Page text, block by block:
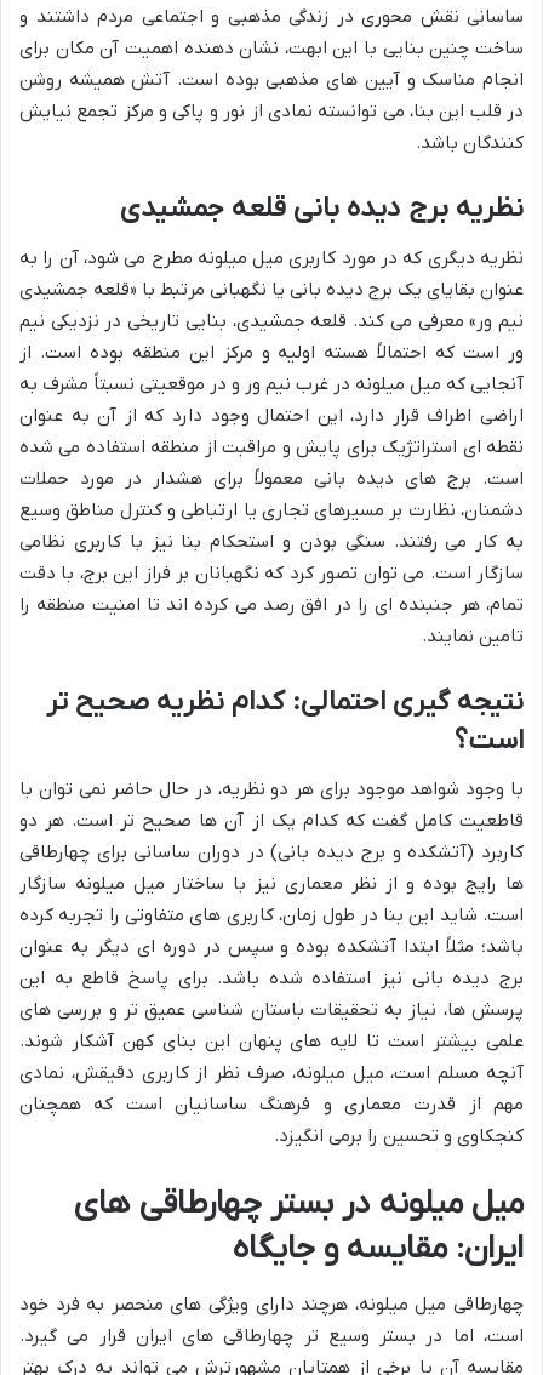
ساسانی نقش محوری در زندگی مذهبی و اجتماعی مردم داشتند و
ساخت چنین بنایی با این ابهت، نشان دهنده اهمیت آن مکان برای
انجام مناسک و آیین های مذهبی بوده است. آتش همیشه روشن
در قلب این بنا، می توانسته نمادی از نور و پاکی و مرکز تجمع نیایش
کنندگان باشد.
نظریه برج دیده بانی قلعه جمشیدی
نظریه دیگری که در مورد کاربری میل میلونه مطرح می شود، آن را به
عنوان بقایای یک برج دیده بانی یا نگهبانی مرتبط با «قلعه جمشیدی
نیم ور» معرفی می کند. قلعه جمشیدی، بنایی تاریخی در نزدیکی نیم
ور است که احتمالاً هسته اولیه و مرکز این منطقه بوده است. از
آنجایی که میل میلونه در غرب نیم ور و در موقعیتی نسبتاً مشرف به
اراضی اطراف قرار دارد، این احتمال وجود دارد که از آن به عنوان
نقطه ای استراتژیک برای پایش و مراقبت از منطقه استفاده می شده
است. برج های دیده بانی معمولاً برای هشدار در مورد حملات
دشمنان، نظارت بر مسیرهای تجاری یا ارتباطی و کنترل مناطق وسیع
به کار می رفتند. سنگی بودن و استحکام بنا نیز با کاربری نظامی
سازگار است. می توان تصور کرد که نگهبانان بر فراز این برج، با دقت
تمام، هر جنبنده ای را در افق رصد می کرده اند تا امنیت منطقه را
تامین نمایند.
نتیجه گیری احتمالی: کدام نظریه صحیح تر
است؟
با وجود شواهد موجود برای هر دو نظریه، در حال حاضر نمی توان با
قاطعیت کامل گفت که کدام یک از آن ها صحیح تر است. هر دو
کاربرد (آتشکده و برج دیده بانی) در دوران ساسانی برای چهارطاقی
ها رایج بوده و از نظر معماری نیز با ساختار میل میلونه سازگار
است. شاید این بنا در طول زمان، کاربری های متفاوتی را تجربه کرده
باشد؛ مثلاً ابتدا آتشکده بوده و سپس در دوره ای دیگر به عنوان
برج دیده بانی نیز استفاده شده باشد. برای پاسخ قاطع به این
پرسش ها، نیاز به تحقیقات باستان شناسی عمیق تر و بررسی های
علمی بیشتر است تا لایه های پنهان این بنای کهن آشکار شوند.
آنچه مسلم است، میل میلونه، صرف نظر از کاربری دقیقش، نمادی
مهم از قدرت معماری و فرهنگ ساسانیان است که همچنان
کنجکاوی و تحسین را برمی انگیزد.
میل میلونه در بستر چهارطاقی های
ایران: مقایسه و جایگاه
چهارطاقی میل میلونه، هرچند دارای ویژگی های منحصر به فرد خود
است، اما در بستر وسیع تر چهارطاقی های ایران قرار می گیرد.
مقایسه آن با برخی از همتایان مشهورترش می تواند به درک بهتر